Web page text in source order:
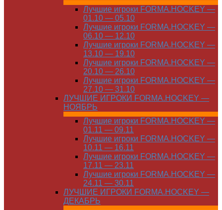
Лучшие игроки FORMA.HOCKEY —
01.10 — 05.10
Лучшие игроки FORMA.HOCKEY —
06.10 — 12.10
Лучшие игроки FORMA.HOCKEY —
13.10 — 19.10
Лучшие игроки FORMA.HOCKEY —
20.10 — 26.10
Лучшие игроки FORMA.HOCKEY —
27.10 — 31.10
ЛУЧШИЕ ИГРОКИ FORMA.HOCKEY —
НОЯБРЬ
Лучшие игроки FORMA.HOCKEY —
01.11 — 09.11
Лучшие игроки FORMA.HOCKEY —
10.11 — 16.11
Лучшие игроки FORMA.HOCKEY —
17.11 — 23.11
Лучшие игроки FORMA.HOCKEY —
24.11 — 30.11
ЛУЧШИЕ ИГРОКИ FORMA.HOCKEY —
ДЕКАБРЬ